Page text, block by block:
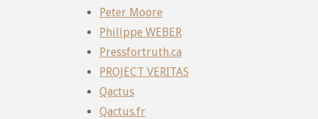
Peter Moore
Philippe WEBER
Pressfortruth.ca
PROJECT VERITAS
Qactus
Qactus.fr